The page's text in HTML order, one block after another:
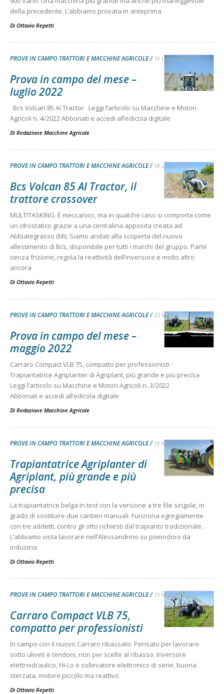
della precedente. L’abbiamo provata in anteprima
Di Ottavio Repetti
PROVE IN CAMPO TRATTORI E MACCHINE AGRICOLE 19 Luglio 2022
Prova in campo del mese –
luglio 2022
Bcs Volcan 85 AI Tractor Leggi l’articolo su Macchine e Motori
Agricoli n. 4/2022 Abbonati e accedi all’edicola digitale
Di Redazione Macchine Agricole
PROVE IN CAMPO TRATTORI E MACCHINE AGRICOLE 18 Luglio 2022
Bcs Volcan 85 AI Tractor, il
trattore crossover
MULTITASKING. È meccanico, ma in qualche caso si comporta come
un idrostatico grazie a una centralina apposita creata ad
Abbiategrasso (Mi). Siamo andati alla scoperta del nuovo
allestimento di Bcs, disponibile per tutti i marchi del gruppo. Parte
senza frizione, regola la reattività dell’inversore e molto altro
ancora
Di Ottavio Repetti
PROVE IN CAMPO TRATTORI E MACCHINE AGRICOLE 23 Maggio 2022
Prova in campo del mese –
maggio 2022
Carraro Compact VLB 75, compatto per professionisti -
Trapiantatrice Agriplanter di Agriplant, più grande e più precisa
Leggi l’articolo su Macchine e Motori Agricoli n. 3/2022
Abbonati e accedi all’edicola digitale
Di Redazione Macchine Agricole
PROVE IN CAMPO TRATTORI E MACCHINE AGRICOLE 19 Maggio 2022
Trapiantatrice Agriplanter di
Agriplant, più grande e più
precisa
La trapiantatrice belga in test con la versione a tre file singole, in
grado di sostituire due cantieri manuali. Funziona egregiamente
con tre addetti, contro gli otto richiesti dal trapianto tradizionale.
L’abbiamo vista lavorare nell’Alessandrino su pomodoro da
industria
Di Ottavio Repetti
PROVE IN CAMPO TRATTORI E MACCHINE AGRICOLE 19 Maggio 2022
Carraro Compact VLB 75,
compatto per professionisti
In campo con il nuovo Carraro ribassato. Pensato per lavorare
sotto uliveti e tendoni, non per scelte al ribasso. Inversore
elettroidraulico, Hi-Lo e sollevatore elettronico di serie, buona
sterzata, motore piccolo ma reattivo
Di Ottavio Repetti